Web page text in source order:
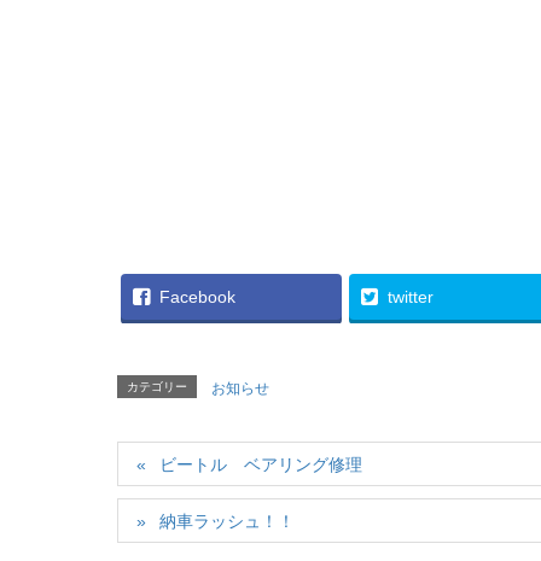
Facebook twitter
カテゴリー お知らせ
ビートル ベアリング修理
納車ラッシュ！！